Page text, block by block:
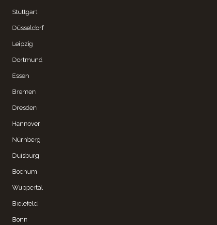
Stuttgart
Düsseldorf
Leipzig
Dortmund
Essen
Bremen
Dresden
Hannover
Nürnberg
Duisburg
Bochum
Wuppertal
Bielefeld
Bonn